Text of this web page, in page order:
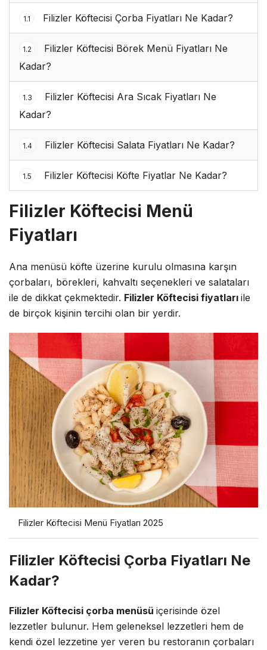
1.1 Filizler Köftecisi Çorba Fiyatları Ne Kadar?
1.2
Filizler Köftecisi Börek Menü Fiyatları Ne
Kadar?
1.3
Filizler Köftecisi Ara Sıcak Fiyatları Ne
Kadar?
1.4 Filizler Köftecisi Salata Fiyatları Ne Kadar?
1.5 Filizler Köftecisi Köfte Fiyatlar Ne Kadar?
Filizler Köftecisi Menü
Fiyatları
Ana menüsü köfte üzerine kurulu olmasına karşın
çorbaları, börekleri, kahvaltı seçenekleri ve salataları
ile de dikkat çekmektedir. Filizler Köftecisi fiyatları ile
de birçok kişinin tercihi olan bir yerdir.
Filizler Köftecisi Menü Fiyatları 2025
Filizler Köftecisi Çorba Fiyatları Ne
Kadar?
Filizler Köftecisi çorba menüsü içerisinde özel
lezzetler bulunur. Hem geleneksel lezzetleri hem de
kendi özel lezzetine yer veren bu restoranın çorbaları